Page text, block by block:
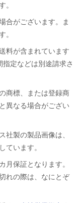
。
合がございます。ま
。
料が含まれています
定などは別途請求さ
商標、または登録商
異なる場合がござい
社製の製品画像は、
ています。
月保証となります。
れの際は、なにとぞ